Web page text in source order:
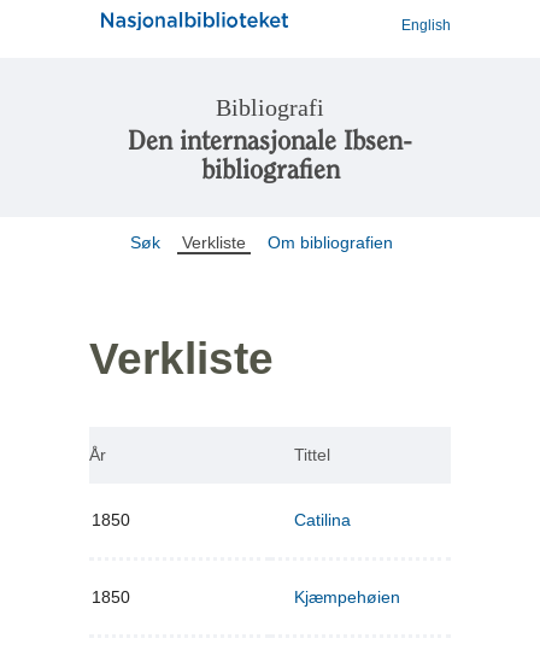
English
Bibliografi
Den internasjonale Ibsen-
bibliografien
Søk Verkliste Om bibliografien
Verkliste
År Tittel
1850 Catilina
1850 Kjæmpehøien